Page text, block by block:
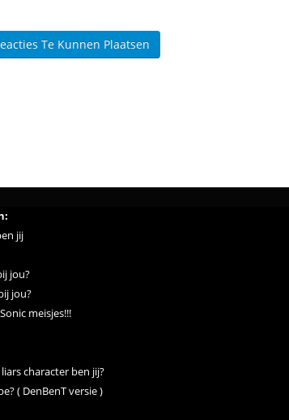
Te Kunnen Plaatsen
jij
jou?
jou?
meisjes!!!
character ben jij?
( DenBenT versie )